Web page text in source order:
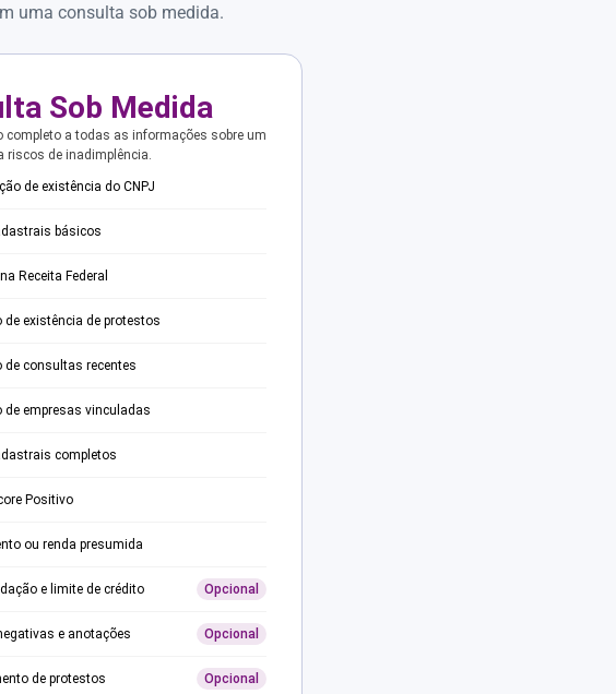
uma consulta sob medida.
Sob Medida
completo a todas as informações sobre um
riscos de inadimplência.
de existência do CNPJ
básicos
Receita Federal
de existência de protestos
de consultas recentes
de empresas vinculadas
completos
Positivo
ou renda presumida
e limite de crédito Opcional
e anotações Opcional
de protestos Opcional